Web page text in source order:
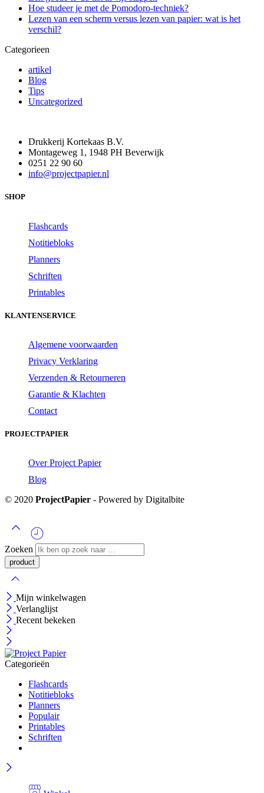
Hoe studeer je met de Pomodoro-techniek?
Lezen van een scherm versus lezen van papier: wat is het
verschil?
Categorieen
artikel
Blog
Tips
Uncategorized
Drukkerij Kortekaas B.V.
Montageweg 1, 1948 PH Beverwijk
0251 22 90 60
info@projectpapier.nl
SHOP
Flashcards
Notitiebloks
Planners
Schriften
Printables
KLANTENSERVICE
Algemene voorwaarden
Privacy Verklaring
Verzenden & Retourneren
Garantie & Klachten
Contact
PROJECTPAPIER
Over Project Papier
Blog
© 2020 ProjectPapier - Powered by Digitalbite
Zoeken
Mijn winkelwagen
Verlanglijst
Recent bekeken
Categorieën
Flashcards
Notitiebloks
Planners
Populair
Printables
Schriften